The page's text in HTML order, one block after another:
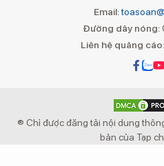
Email:
Đường dây nóng:
Liên hệ quảng cáo:
® Chỉ được đăng tải nội dung
bản của Tạp